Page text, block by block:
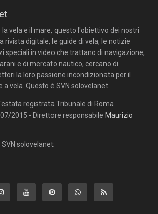
vela e il mare, questo l'obiettivo dei nostri
rivista digitale, le guide di vela, le notizie
speciali in video che trattano di navigazione,
e di mercato nautico, cercano di
la loro passione incondizionata per il
vela. Questo è SVN solovelanet.
registrata Tribunale di Roma
2015 - Direttore responsabile Maurizio
SVN solovelanet